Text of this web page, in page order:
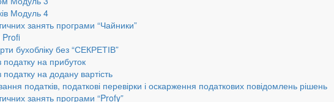
Модуль 4
занять програми “Чайники”
Profi
бухобліку без “СЕКРЕТІВ”
на прибуток
на додану вартість
податків, податкові перевірки і оскарження податкових повідомлень рішень
занять програми “Profy”